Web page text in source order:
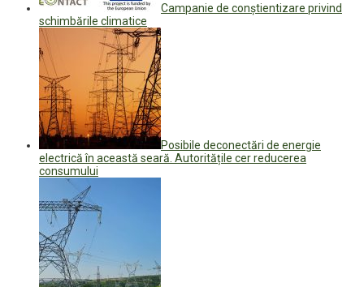
Campanie de conștientizare privind
schimbările climatice
Posibile deconectări de energie
electrică în această seară. Autoritățile cer reducerea
consumului